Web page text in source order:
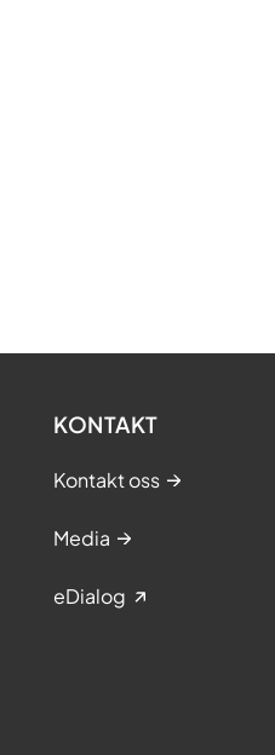
KONTAKT
Kontakt oss
Media
eDialog